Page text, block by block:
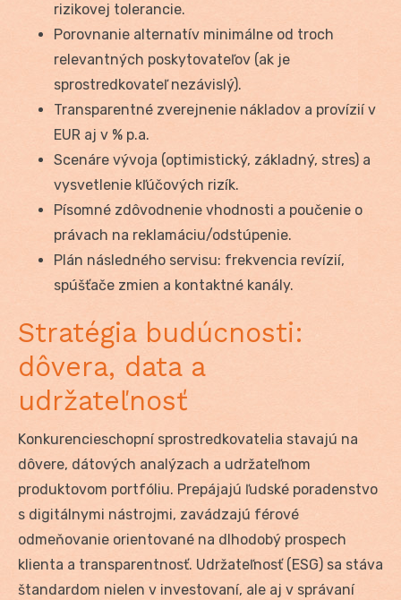
rizikovej tolerancie.
Porovnanie alternatív minimálne od troch
relevantných poskytovateľov (ak je
sprostredkovateľ nezávislý).
Transparentné zverejnenie nákladov a provízií v
EUR aj v % p.a.
Scenáre vývoja (optimistický, základný, stres) a
vysvetlenie kľúčových rizík.
Písomné zdôvodnenie vhodnosti a poučenie o
právach na reklamáciu/odstúpenie.
Plán následného servisu: frekvencia revízií,
spúšťače zmien a kontaktné kanály.
Stratégia budúcnosti:
dôvera, data a
udržateľnosť
Konkurencieschopní sprostredkovatelia stavajú na
dôvere, dátových analýzach a udržateľnom
produktovom portfóliu. Prepájajú ľudské poradenstvo
s digitálnymi nástrojmi, zavádzajú férové
odmeňovanie orientované na dlhodobý prospech
klienta a transparentnosť. Udržateľnosť (ESG) sa stáva
štandardom nielen v investovaní, ale aj v správaní